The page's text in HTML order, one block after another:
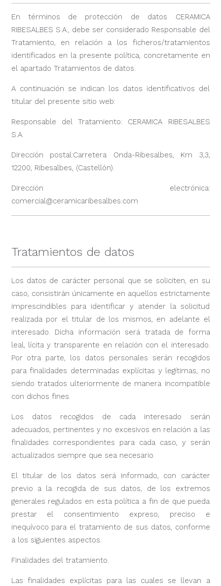
En términos de protección de datos CERAMICA
RIBESALBES S.A., debe ser considerado Responsable del
Tratamiento, en relación a los ficheros/tratamientos
identificados en la presente política, concretamente en
el apartado Tratamientos de datos.
A continuación se indican los datos identificativos del
titular del presente sitio web:
Responsable del Tratamiento: CERAMICA RIBESALBES
S.A.
Dirección postal:Carretera Onda-Ribesalbes, Km 3,3,
12200, Ribesalbes, (Castellón).
Dirección electrónica:
comercial@ceramicaribesalbes.com
Tratamientos de datos
Los datos de carácter personal que se soliciten, en su
caso, consistirán únicamente en aquellos estrictamente
imprescindibles para identificar y atender la solicitud
realizada por el titular de los mismos, en adelante el
interesado. Dicha información será tratada de forma
leal, lícita y transparente en relación con el interesado.
Por otra parte, los datos personales serán recogidos
para finalidades determinadas explícitas y legítimas, no
siendo tratados ulteriormente de manera incompatible
con dichos fines.
Los datos recogidos de cada interesado serán
adecuados, pertinentes y no excesivos en relación a las
finalidades correspondientes para cada caso, y serán
actualizados siempre que sea necesario.
El titular de los datos será informado, con carácter
previo a la recogida de sus datos, de los extremos
generales regulados en esta política a fin de que pueda
prestar el consentimiento expreso, preciso e
inequívoco para el tratamiento de sus datos, conforme
a los siguientes aspectos.
Finalidades del tratamiento.
Las finalidades explícitas para las cuales se llevan a